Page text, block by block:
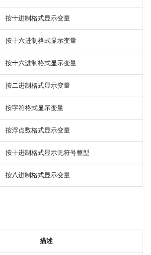
按十进制格式显示变量
按十六进制格式显示变量
按十六进制格式显示变量
按二进制格式显示变量
按字符格式显示变量
按浮点数格式显示变量
按十进制格式显示无符号整型
按八进制格式显示变量
描述